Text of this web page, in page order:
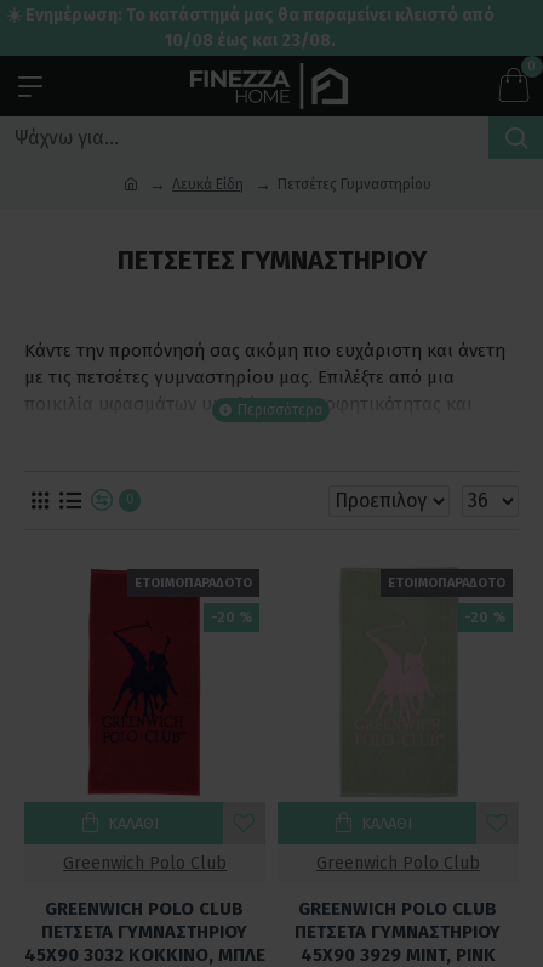
☀️ Ενημέρωση: Το κατάστημά μας θα παραμείνει κλειστό από
10/08 έως και 23/08.
0
Λευκά Είδη Πετσέτες Γυμναστηρίου
ΠΕΤΣΈΤΕΣ ΓΥΜΝΑΣΤΗΡΊΟΥ
Κάντε την προπόνησή σας ακόμη πιο ευχάριστη και άνετη
με τις πετσέτες γυμναστηρίου μας. Επιλέξτε από μια
ποικιλία υφασμάτων υψηλής απορροφητικότητας και
εξοπλισμό σας με πετσέτες που προσφέρουν όχι μόνο
λειτουργικότητα, αλλά και στυλ. Επιλέξτε χρώματα και
ενέργεια της γυμναστικής σας. Kάντε κάθε προπόνηση μια
ευχάριστη εμπειρία!
0
ΕΤΟΙΜΟΠΑΡΑΔΟΤΟ
-20 %
Greenwich Polo Club
GREENWICH POLO CLUB
ΠΕΤΣΕΤΑ ΓΥΜΝΑΣΤΗΡΙΟΥ
45X90 3032 ΚΟΚΚΙΝΟ, ΜΠΛΕ
ΚΑΛΆΘΙ
ΕΤΟΙΜΟΠΑΡΑΔΟΤΟ
-20 %
Greenwich Polo Club
GREENWICH POLO CLUB
ΠΕΤΣΕΤΑ ΓΥΜΝΑΣΤΗΡΙΟΥ
45X90 3929 MINT, PINK
ΚΑΛΆΘΙ